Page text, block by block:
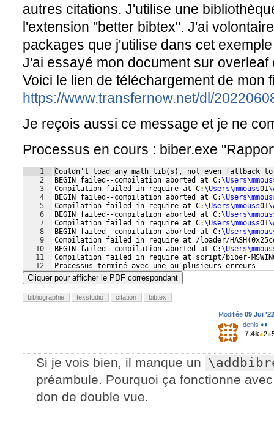
autres citations. J'utilise une
l'extension "better bibtex". J'ai
packages que j'utilise dans cet
J'ai essayé mon document sur overleaf
Voici le lien de téléchargement de mon
https://www.transfernow.net/dl/
Je reçois aussi ce message et je ne
Processus en cours : biber.exe
1
2
3
4
5
6
7
8
9
10
11
12
Couldn't load any math lib( s ) , not even fallback to
BEGIN failed--compilation aborted at C:
Compilation failed in require at C:\Users\mmouss01
BEGIN failed--compilation aborted at C:
Compilation failed in require at C:\Users\mmouss01
BEGIN failed--compilation aborted at C:
Compilation failed in require at C:\Users\mmouss01
BEGIN failed--compilation aborted at C:
Compilation failed in require at /loader/HASH (
BEGIN failed--compilation aborted at C:
Compilation failed in require at script/biber-
Processus terminé avec une ou plusieurs erreurs
Cliquer pour afficher le PDF correspondant
bibliographie texstudio citation bibtex
Modifiée 09 Jui
denis ♦♦
7.4k●2●
Si je vois bien, il manque un
préambule. Pourquoi ça fonctionne
don de double vue.